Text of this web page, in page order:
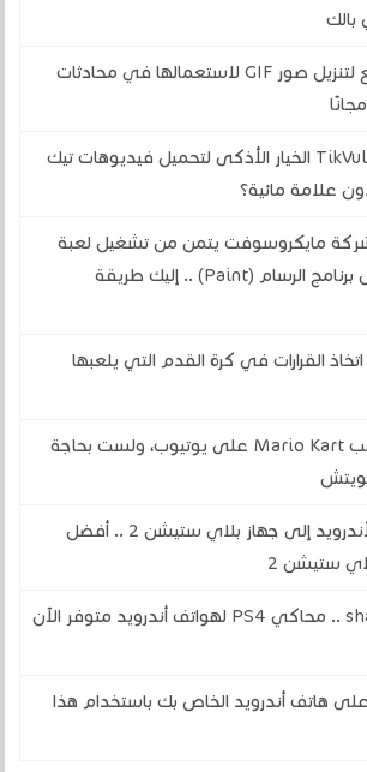
أفضل 7 مواقع لتنزيل صور GIF لاستعمالها في محادثات
لماذا يعتبر TikVultix الخيار الأذكى لتحميل فيديوهات تيك
مايكروسوفت يتمن من تشغيل لعبة
Doom الأصلية داخل برنامج الرسام (Paint) .. إليك طريقة
القرارات في كرة القدم التي يلعبها
يمكنك الآن لعب Mario Kart على يوتيوب، ولست بحاجة
حوّل هاتفك الأندرويد إلى جهاز بلاي ستيشن 2 .. أفضل
ستيشن 2
تطبيق shadPS4 .. محاكي PS4 لهواتف أندرويد متوفر الآن
هاتف أندرويد الخاص بك باستخدام هذا